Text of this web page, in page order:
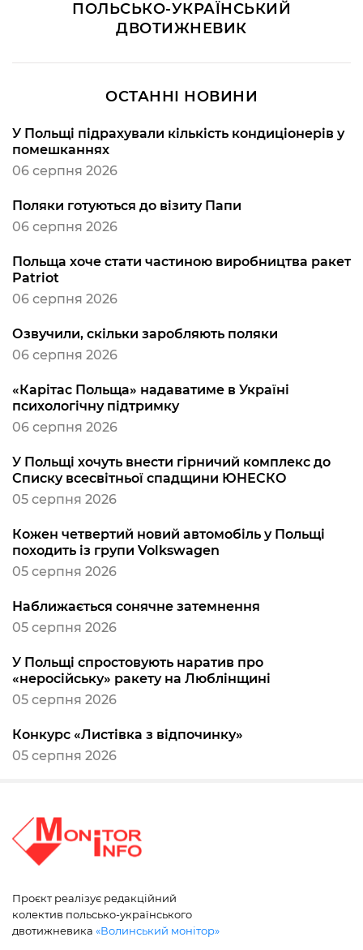
ПОЛЬСЬКО-УКРАЇНСЬКИЙ
ДВОТИЖНЕВИК
ОСТАННІ НОВИНИ
У Польщі підрахували кількість кондиціонерів у
помешканнях
06 серпня 2026
Поляки готуються до візиту Папи
06 серпня 2026
Польща хоче стати частиною виробництва ракет
Patriot
06 серпня 2026
Озвучили, скільки заробляють поляки
06 серпня 2026
«Карітас Польща» надаватиме в Україні
психологічну підтримку
06 серпня 2026
У Польщі хочуть внести гірничий комплекс до
Списку всесвітньої спадщини ЮНЕСКО
05 серпня 2026
Кожен четвертий новий автомобіль у Польщі
походить із групи Volkswagen
05 серпня 2026
Наближається сонячне затемнення
05 серпня 2026
У Польщі спростовують наратив про
«неросійську» ракету на Люблінщині
05 серпня 2026
Конкурс «Листівка з відпочинку»
05 серпня 2026
Проєкт реалізує редакційний
колектив польсько-українського
двотижневика «Волинський монітор»